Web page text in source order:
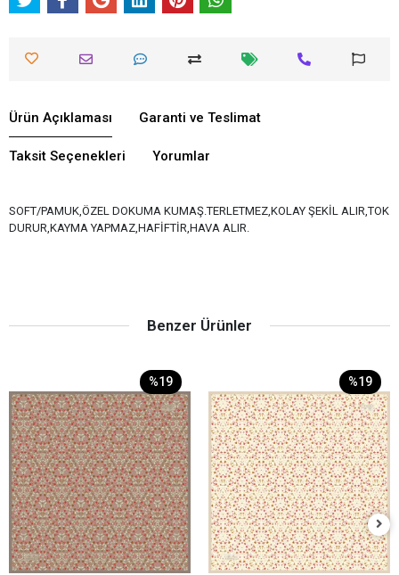
Ürün Açıklaması Garanti ve Teslimat
Taksit Seçenekleri Yorumlar
SOFT/PAMUK,ÖZEL DOKUMA KUMAŞ.TERLETMEZ,KOLAY ŞEKİL ALIR,TOK
DURUR,KAYMA YAPMAZ,HAFİFTİR,HAVA ALIR.
Benzer Ürünler
%19 %19